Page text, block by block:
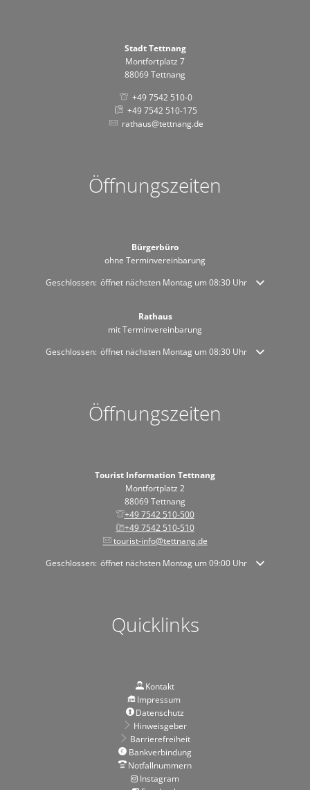
Stadt Tettnang
Montfortplatz 7
88069 Tettnang
+49 7542 510-0
+49 7542 510-175
rathaus@tettnang.de
Öffnungszeiten
Bürgerbüro
ohne Terminvereinbarung
Klicken, um weitere Öffnungs- oder Schließzeiten auszublenden
Geschlossen: öffnet nächsten Montag um 08:30 Uhr
Rathaus
mit Terminvereinbarung
Klicken, um weitere Öffnungs- oder Schließzeiten auszublenden
Geschlossen: öffnet nächsten Montag um 08:30 Uhr
Öffnungszeiten
Tourist Information Tettnang
Montfortplatz 2
88069 Tettnang
+49 7542 510-500
+49 7542 510-510
tourist-info@tettnang.de
Klicken, um weitere Öffnungs- oder Schließzeiten auszublenden
Geschlossen: öffnet nächsten Montag um 09:00 Uhr
Quicklinks
Kontakt
Impressum
Datenschutz
Hinweisgeber
Barrierefreiheit
Bankverbindung
Notfallnummern
Instagram